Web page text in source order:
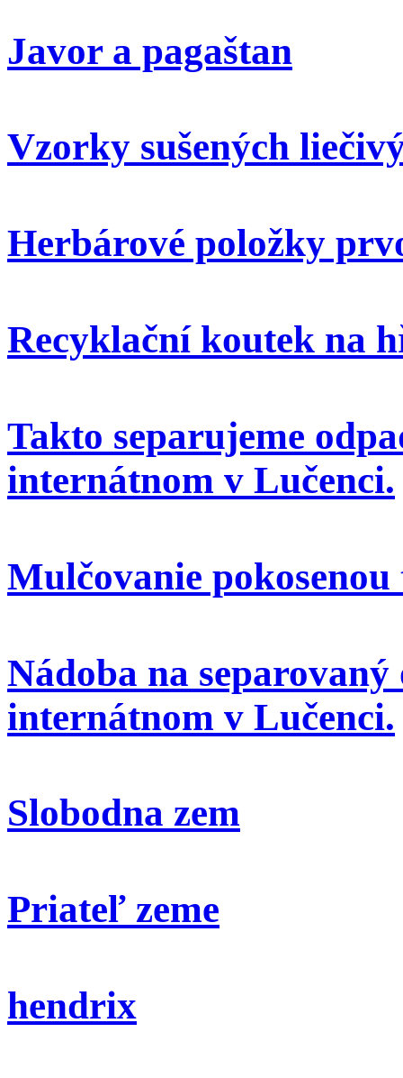
Javor a pagaštan
Vzorky sušených
Herbárové položky
Recyklační koutek na
Takto separujeme
internátnom v Lučenci.
Mulčovanie
Nádoba na
internátnom v Lučenci.
Slobodna zem
Priateľ zeme
hendrix